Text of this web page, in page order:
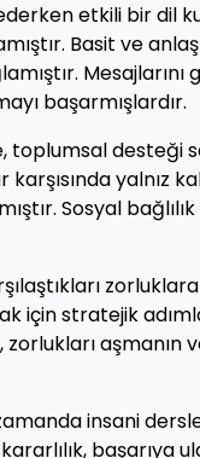
etkili bir dil
Basit ve
başarmışlardır.
toplumsal desteği
yalnız
Sosyal
için stratejik
aşmanın
insani
başarıya